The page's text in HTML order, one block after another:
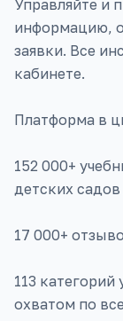
Управляйте и
информацию,
заявки. Все
кабинете.
Платформа в
152 000+
детских
17 000+
113
охватом по